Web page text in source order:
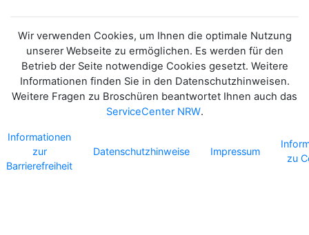
Wir verwenden Cookies, um Ihnen die optimale Nutzung
unserer Webseite zu ermöglichen. Es werden für den
Betrieb der Seite notwendige Cookies gesetzt. Weitere
Informationen finden Sie in den Datenschutzhinweisen.
Weitere Fragen zu Broschüren beantwortet Ihnen auch das
ServiceCenter NRW.
Informationen
zur
Barrierefreiheit
Datenschutzhinweise Impressum
zu